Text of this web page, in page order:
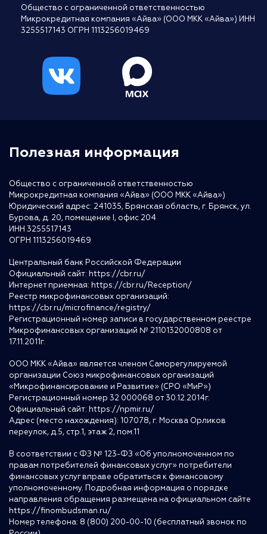
Общество с ограниченной ответственностью
Микрокредитная компания «Айва» (ООО МКК «Айва») ИНН
3255517143 ОГРН 1113256019469
Полезная информация
Общество с ограниченной ответственностью
Микрокредитная компания «Айва» (ООО МКК «Айва»)
Юридический адрес: 241035, Брянская область, г. Брянск, ул.
Бурова, д. 20, помещение I, офис 204
ИНН 3255517143
ОГРН 1113256019469
Центральный банк Российской Федерации
Официальный сайт: https://cbr.ru/
Интернет приемная: https://cbr.ru/Reception/
Реестр микрофинансовых организаций:
https://cbr.ru/microfinance/registry/
Регистрационный номер записи в государственном реестре
Микрофинансовых организаций № 2110132000808 от
17.11.2011г.
ООО МКК «Айва» является членом Саморегулируемой
организации Союз микрофинансовых организаций
«Микрофинансирование и Развитие» (СРО «МиР»)
Регистрационный номер 32 000068 от 30.12.2014г.
Официальный сайт: https://npmir.ru/
Адрес (место нахождения): 107078, г. Москва Орликов
переулок, д.5, стр.1, этаж 2, пом.11
В соответствии с ФЗ № 123-ФЗ «Об уполномоченном по
правам потребителей финансовых услуг» потребители
финансовых услуг вправе обратиться к финансовому
уполномоченному. Подробная информация о порядке
направления обращения размещена на официальном сайте
https://finombudsman.ru/
Номер телефона: 8 (800) 200-00-10 (бесплатный звонок по